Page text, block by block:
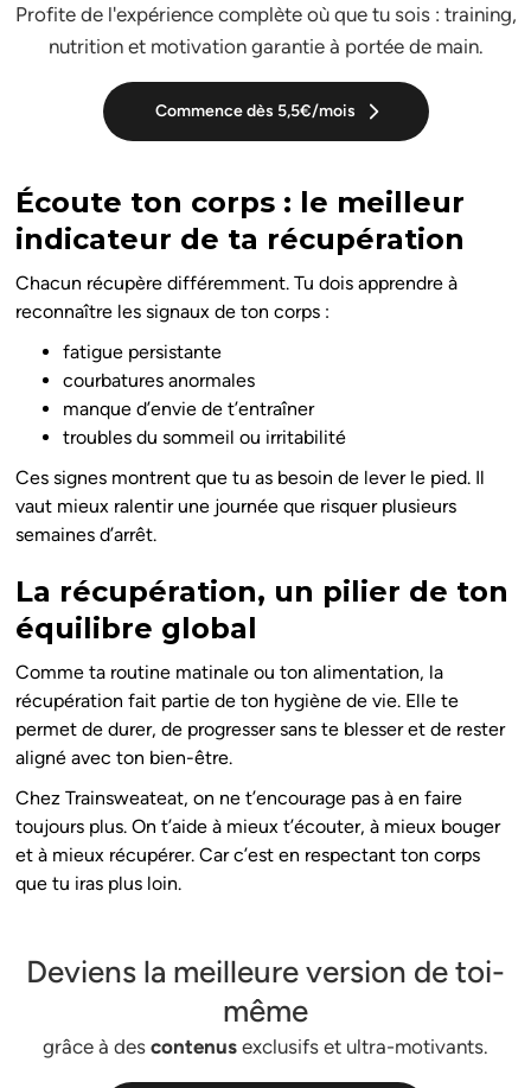
Profite de l'expérience complète où que tu sois : training,
nutrition et motivation garantie à portée de main.
Commence dès 5,5€/mois
Écoute ton corps : le meilleur
indicateur de ta récupération
Chacun récupère différemment. Tu dois apprendre à
reconnaître les signaux de ton corps :
fatigue persistante
courbatures anormales
manque d’envie de t’entraîner
troubles du sommeil ou irritabilité
Ces signes montrent que tu as besoin de lever le pied. Il
vaut mieux ralentir une journée que risquer plusieurs
semaines d’arrêt.
La récupération, un pilier de ton
équilibre global
Comme ta routine matinale ou ton alimentation, la
récupération fait partie de ton hygiène de vie. Elle te
permet de durer, de progresser sans te blesser et de rester
aligné avec ton bien-être.
Chez Trainsweateat, on ne t’encourage pas à en faire
toujours plus. On t’aide à mieux t’écouter, à mieux bouger
et à mieux récupérer. Car c’est en respectant ton corps
que tu iras plus loin.
Deviens la meilleure version de toi-
même
grâce à des contenusexclusifs et ultra-motivants.